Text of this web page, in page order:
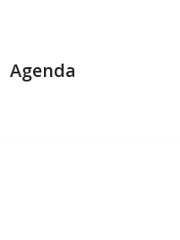
Agenda